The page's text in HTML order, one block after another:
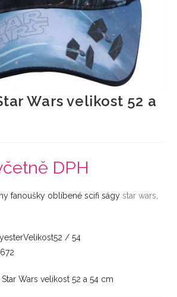
Wars velikost 52 a
DPH
fanoušky oblíbené scifi ságystar wars
/ 54
Wars velikost 52 a 54 cm